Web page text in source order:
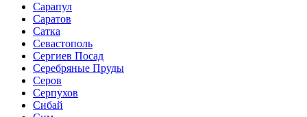
Сарапул
Саратов
Сатка
Севастополь
Сергиев Посад
Серебряные Пруды
Серов
Серпухов
Сибай